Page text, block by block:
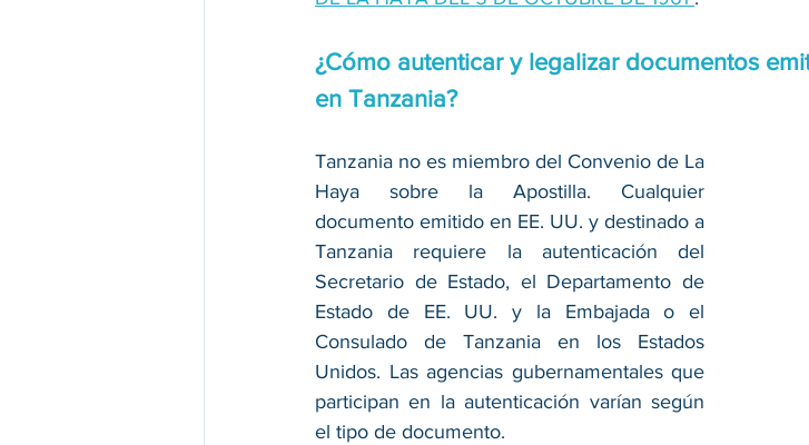
¿Cómo autenticar y legalizar documentos
en Tanzania?
Tanzania no es miembro del Convenio de La
Haya sobre la Apostilla. Cualquier
documento emitido en EE. UU. y destinado a
Tanzania requiere la autenticación del
Secretario de Estado, el Departamento de
Estado de EE. UU. y la Embajada o el
Consulado de Tanzania en los Estados
Unidos. Las agencias gubernamentales que
participan en la autenticación varían según
el tipo de documento.